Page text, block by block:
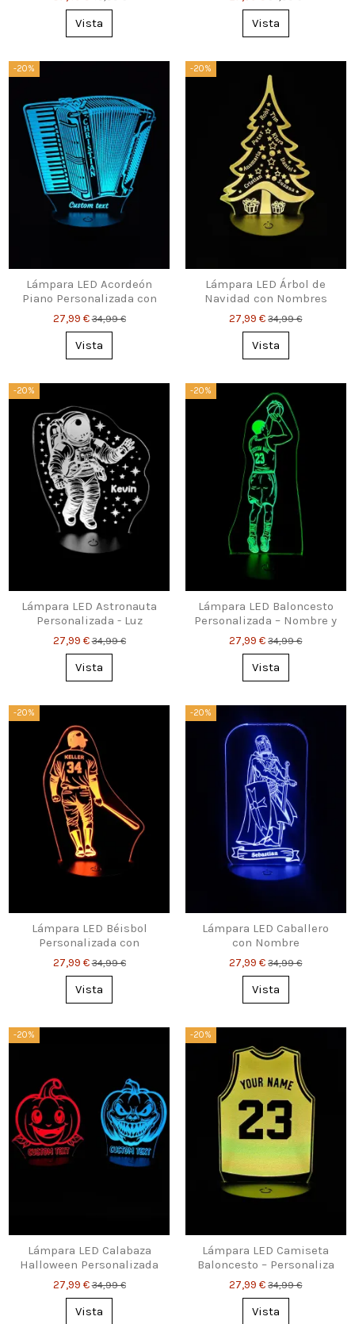
grabado para ella
Vista Vista
-20%
Lámpara LED Acordeón
Piano Personalizada con
Nombre y Texto
27,99 €34,99 €
Vista
-20%
Lámpara LED Árbol de
Navidad con Nombres
Personalizados
27,99 €34,99 €
Vista
-20%
Lámpara LED Astronauta
Personalizada - Luz
Infantil Espacial
27,99 €34,99 €
Vista
-20%
Lámpara LED Baloncesto
Personalizada – Nombre y
Número
27,99 €34,99 €
Vista
-20%
Lámpara LED Béisbol
Personalizada con
Nombre y Número
27,99 €34,99 €
Vista
-20%
Lámpara LED Caballero
con Nombre
Personalizado – Regalo
Épico para Niños
27,99 €34,99 €
Vista
-20%
Lámpara LED Calabaza
Halloween Personalizada
(2 Diseños)
27,99 €34,99 €
Vista
-20%
Lámpara LED Camiseta
Baloncesto – Personaliza
Nombre y Número
27,99 €34,99 €
Vista